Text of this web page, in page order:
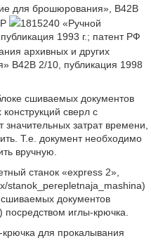
для брошюрования», В42В
1815240 «Ручной
1993 г.; патент РФ
архивных и других
В42В 2/10, публикация 1998
сшиваемых документов
сверл с
затрат времени,
Т.е. документ необходимо
вручную.
станок «express 2»,
stanok_perepletnaja_mashina)
сшиваемых документов
иглы-крючка.
для прокалывания